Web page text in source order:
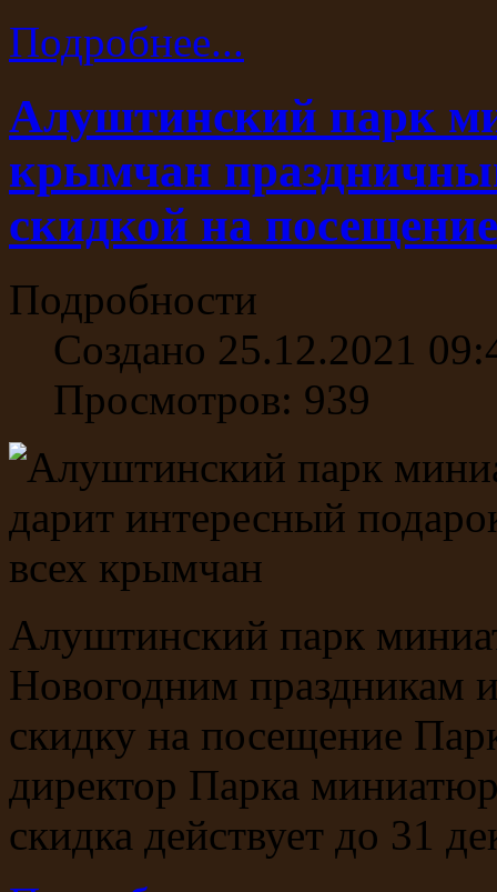
Подробнее...
Алуштинский парк
крымчан
скидкой на посещение
Подробности
Создано 25.12.2021
Просмотров: 939
Алуштинский парк
Новогодним праздникам
скидку на посещение
директор Парка
скидка действует до 31